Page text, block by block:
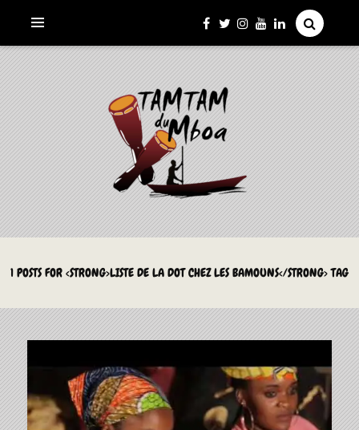
LE TAMTAM DU MBOA
La Culture du Mboa Dévoilée !
1 POSTS FOR <STRONG>LISTE DE LA DOT CHEZ LES BAMOUNS</STRONG> TAG